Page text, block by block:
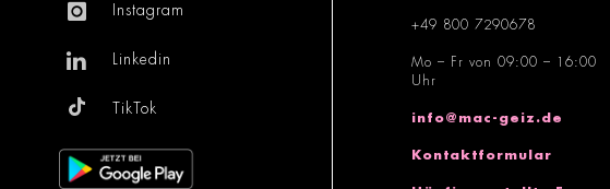
Instagram
Linkedin
TikTok
+49 800 7290678
Mo – Fr von 09:00 – 16:00
Uhr
info@mac-geiz.de
Kontaktformular